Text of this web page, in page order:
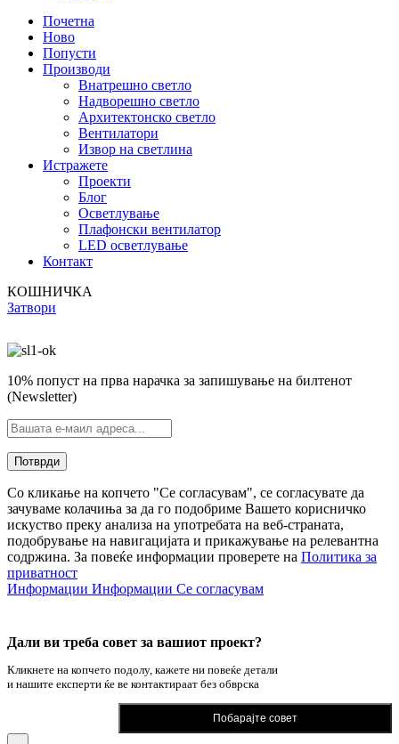
Почетна
Ново
Попусти
Производи
Внатрешно светло
Надворешно светло
Архитектонско светло
Вентилатори
Извор на светлина
Истражете
Проекти
Блог
Осветлување
Плафонски вентилатор
LED осветлување
Контакт
КОШНИЧКА
Затвори
10% попуст на прва нарачка за запишување на билтенот
(Newsletter)
Со кликање на копчето "Се согласувам", се согласувате да
зачуваме колачиња за да го подобриме Вашето корисничко
искуство преку анализа на употребата на веб-страната,
подобрување на навигацијата и прикажување на релевантна
содржина. За повеќе информации проверете на Политика за
приватност
Информации Информации Се согласувам
Дали ви треба совет за вашиот проект?
Кликнете на копчето подолу, кажете ни повеќе детали
и нашите експерти ќе ве контактираат без обврска
Побарајте совет